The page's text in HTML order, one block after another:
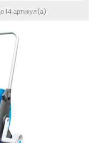
14 артикул(а)